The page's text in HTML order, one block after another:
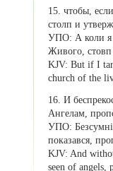
15. чтобы,
столп и
УПО: А коли я
Живого, стовп
KJV: But if I
church of the
16. И
Ангелам,
УПО:
показався,
KJV: And
seen of angels,